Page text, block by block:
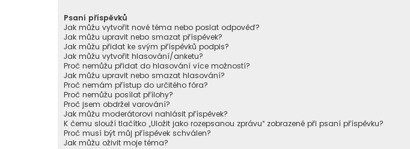
Psaní příspěvků
Jak můžu vytvořit nové téma nebo poslat odpověď?
Jak můžu upravit nebo smazat příspěvek?
Jak můžu přidat ke svým příspěvků podpis?
Jak můžu vytvořit hlasování/anketu?
Proč nemůžu přidat do hlasování více možností?
Jak můžu upravit nebo smazat hlasování?
Proč nemám přístup do určitého fóra?
Proč nemůžu posílat přílohy?
Proč jsem obdržel varování?
Jak můžu moderátorovi nahlásit příspěvek?
K čemu slouží tlačítko „Uložit jako rozepsanou zprávu“ zobrazené při psaní příspěvku?
Proč musí být můj příspěvek schválen?
Jak můžu oživit moje téma?